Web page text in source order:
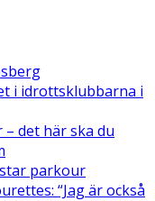
i idrottsklubbarna i
det här ska du
parkour
“Jag är också